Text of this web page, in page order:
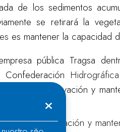
de los sedimentos
se retirará la
es mantener la capacidad
pública Tragsa
de conservación y
de conservación y